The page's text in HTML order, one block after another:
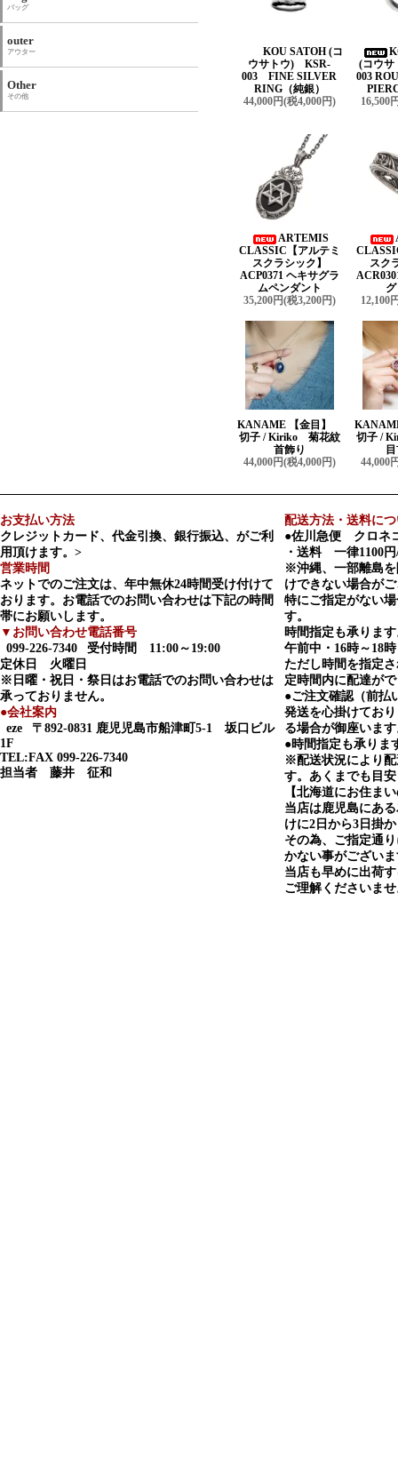
KOU SATOH (コ
ウサトウ) KSR-
003 FINE SILVER
RING（純銀）
44,000円(税4,000円)
(コウ
003
16,500
ARTEMIS
CLASSIC【アルテミ
スクラシック】
ACP0371 ヘキサグラ
ムペンダント
35,200円(税3,200円)
スク
12,100
KANAME 【金目】
切子 / Kiriko 菊花紋
首飾り
44,000円(税4,000円)
切子 /
44,000
バッグ
outer
アウター
Other
その他
お支払い方法
クレジットカード、代金引換、銀行振込、がご利
用頂けます。>
営業時間
ネットでのご注文は、年中無休24時間受け付けて
おります。お電話でのお問い合わせは下記の時間
帯にお願いします。
▼お問い合わせ電話番号
099-226-7340
受付時間 11:00～19:00
定休日 火曜日
※日曜・祝日・祭日はお電話でのお問い合わせは
承っておりません。
●会社案内
eze
〒892-0831 鹿児児島市船津町5-1 坂口ビル
1F
TEL:FAX 099-226-7340
担当者 藤井 征和
配送方法・送料に
●佐川急便 クロネ
・送料 一律1100
※沖縄、一部離島
けできない場合が
特にご指定がない
す。
時間指定も承りま
午前中・16時～18
ただし時間を指定
定時間内に配達が
●ご注文確認（前払
発送を心掛けてお
る場合が御座いま
●時間指定も承りま
※配送状況により
す。あくまでも目
【北海道にお住ま
当店は鹿児島にあ
けに2日から3日掛
その為、ご指定通
かない事がござい
当店も早めに出荷
ご理解くださいま